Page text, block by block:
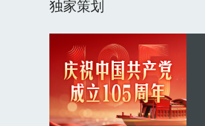
独家策划